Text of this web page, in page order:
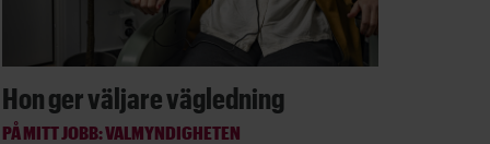
Hon ger väljare vägledning
PÅ MITT JOBB: VALMYNDIGHETEN